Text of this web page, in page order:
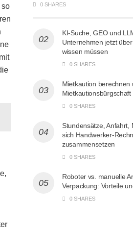
so
0 SHARES
KI-Suche, GEO und
Unternehmen jetzt
wissen müssen
0 SHARES
Mietkaution berechnen
0 SHARES
Stundensätze, Anfahrt,
sich Handwerker-
zusammensetzen
0 SHARES
Roboter vs. manuelle
Verpackung: Vorteile
0 SHARES